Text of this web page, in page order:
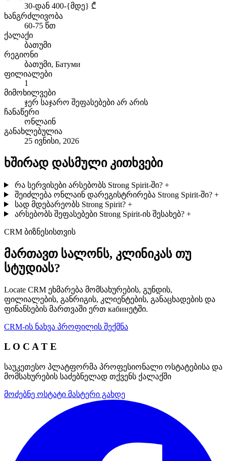
30-დან 400-{მდე} ₾
ხანგრძლივობა
60-75 წთ
ქალაქი
ბათუმი
რეგიონი
ბათუმი, Батуми
ფილიალები
1
მიმოხილვები
ჯერ საჯარო შეფასებები არ არის
ჩანაწერი
ონლაინ
განახლებულია
25 ივნისი, 2026
ხშირად დასმული კითხვები
რა სერვისები არსებობს Strong Spirit-ში? +
შეიძლება ონლაინ დარეგისტრირება Strong Spirit-ში? +
სად მდებარეობს Strong Spirit? +
არსებობს შეფასებები Strong Spirit-ის შესახებ? +
CRM ბიზნესისთვის
მართავთ სალონს, კლინიკას თუ
სტუდიას?
Locate CRM ეხმარება მომსახურების, გუნდის,
ფილიალების, განრიგის, კლიენტების, განაცხადების და
ფინანსების მართვაში ერთ кабинეტში.
CRM-ის ნახვა პროფილის შექმნა
L O C A T E
საუკეთესო პლატფორმა პროფესიონალი ოსტატებისა და
მომსახურების საძებნელად თქვენს ქალაქში
მოძებნე ოსტატი მასტერი გახდე